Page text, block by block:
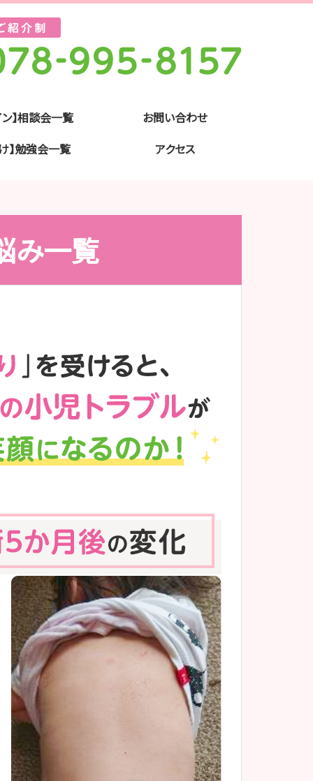
ン】相談会一覧
】勉強会一覧
お問い合わせ
アクセス
み一覧